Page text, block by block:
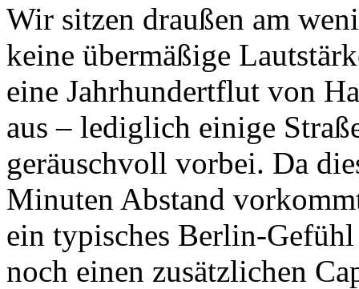
Wir sitzen draußen am
keine übermäßige
eine Jahrhundertflut von
aus – lediglich einige
geräuschvoll vorbei. Da
Minuten Abstand
ein typisches Berlin-
noch einen zusätzlichen